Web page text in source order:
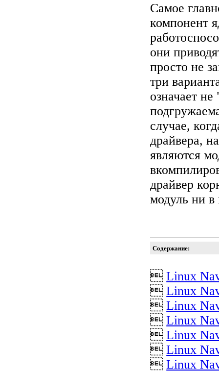
Самое
компонент
они
просто не
три
означает
случае,
драйвера,
являются
драйвер
модуль ни в
Содержание:
Linux
Linux
Linux
Linux
Linux
Linux
Linux